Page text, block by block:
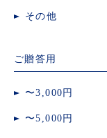
その他
ご贈答用
〜3,000円
〜5,000円